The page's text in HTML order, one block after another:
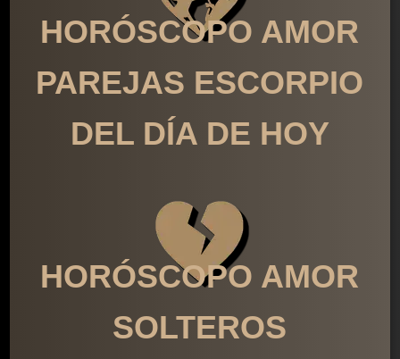
HORÓSCOPO AMOR
PAREJAS ESCORPIO
DEL DÍA DE HOY
HORÓSCOPO AMOR
SOLTEROS